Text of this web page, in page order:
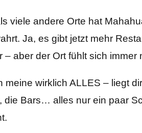
viele andere Orte hat
Ja, es gibt jetzt mehr
– aber der Ort fühlt sich immer
meine wirklich ALLES – liegt
die Bars… alles nur ein paar